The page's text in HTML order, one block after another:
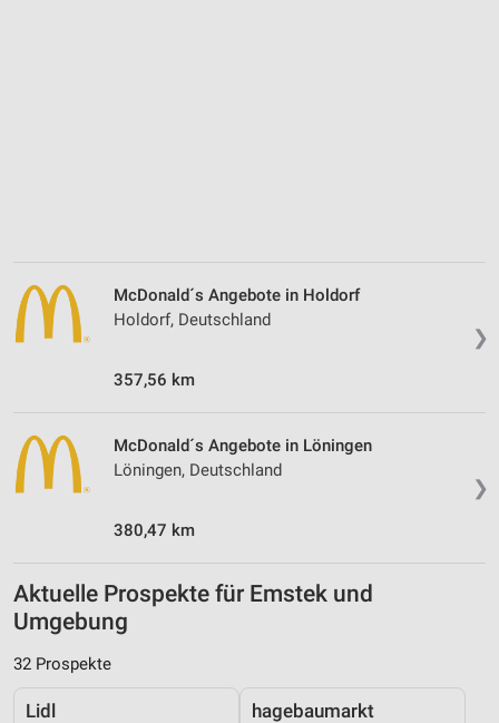
❯
McDonald´s Angebote in Holdorf
Holdorf, Deutschland
357,56 km
❯
McDonald´s Angebote in Löningen
Löningen, Deutschland
380,47 km
Aktuelle Prospekte für Emstek und
Umgebung
32 Prospekte
Lidl hagebaumarkt